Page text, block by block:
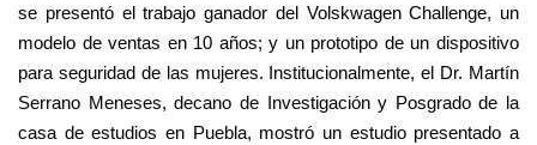
se presentó el trabajo ganador del Volskwagen Challenge, un
modelo de ventas en 10 años; y un prototipo de un dispositivo
para seguridad de las mujeres. Institucionalmente, el Dr. Martín
Serrano Meneses, decano de Investigación y Posgrado de la
casa de estudios en Puebla, mostró un estudio presentado a